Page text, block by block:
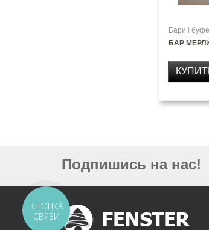
Бари і
БАР
Подпишись на нас!
КНОПКА
СВЯЗИ